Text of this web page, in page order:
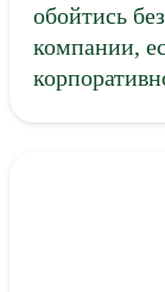
обойтись
компании,